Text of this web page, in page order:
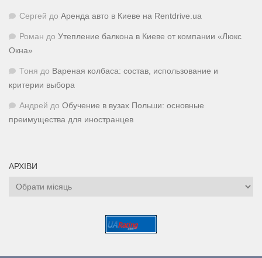
Сергей до Аренда авто в Киеве на Rentdrive.ua
Роман до Утепление балкона в Киеве от компании «Люкс
Окна»
Тоня до Вареная колбаса: состав, использование и
критерии выбора
Андрей до Обучение в вузах Польши: основные
преимущества для иностранцев
АРХІВИ
Архіви